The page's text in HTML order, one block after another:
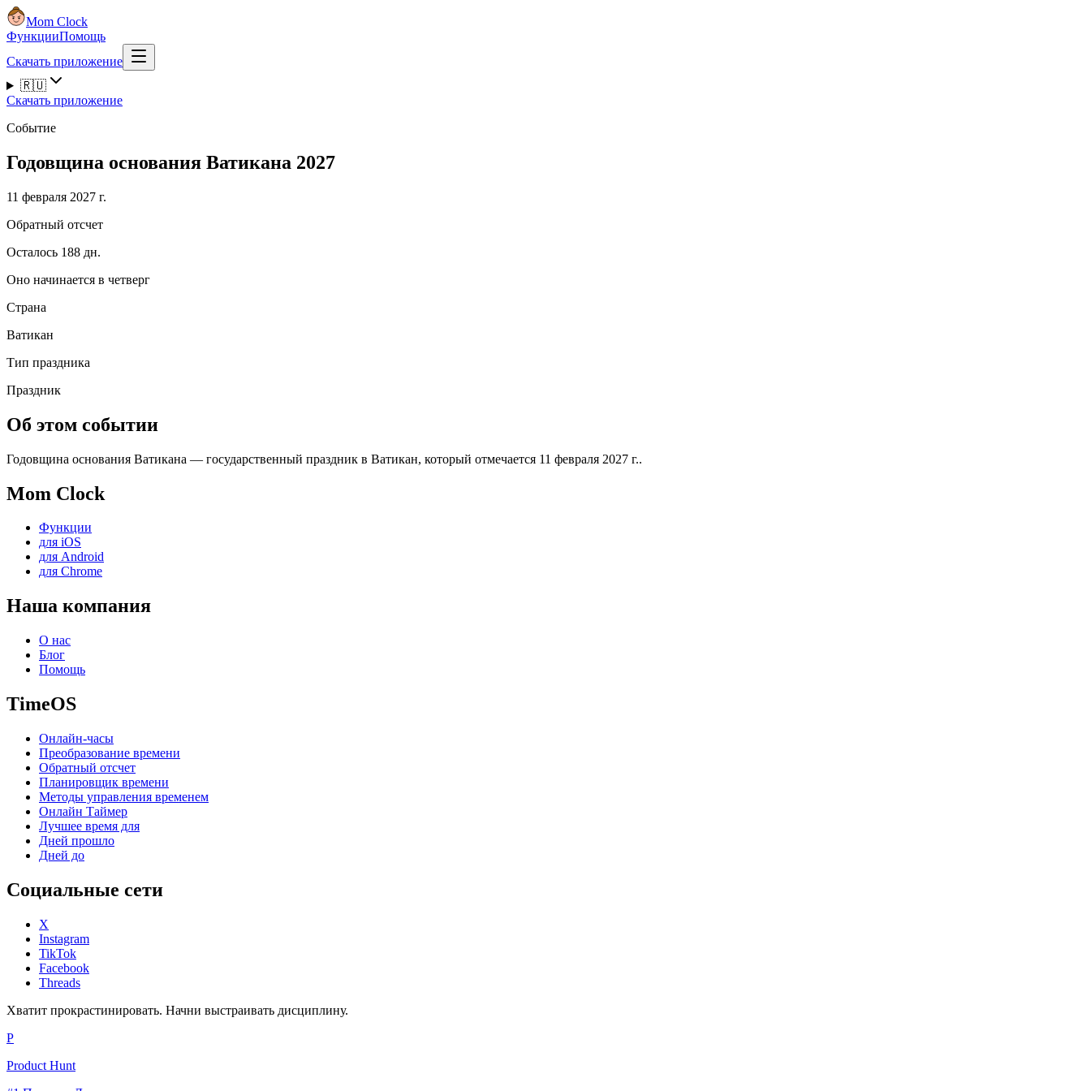
Mom Clock
ФункцииПомощь
Скачать приложение
🇷🇺
Скачать приложение
Событие
Годовщина основания Ватикана 2027
11 февраля 2027 г.
Обратный отсчет
Осталось 188 дн.
Оно начинается в четверг
Страна
Ватикан
Тип праздника
Праздник
Об этом событии
Годовщина основания Ватикана — государственный праздник в Ватикан, который отмечается 11 февраля 2027 г..
Mom Clock
Функции
для iOS
для Android
для Chrome
Наша компания
О нас
Блог
Помощь
TimeOS
Онлайн-часы
Преобразование времени
Обратный отсчет
Планировщик времени
Методы управления временем
Онлайн Таймер
Лучшее время для
Дней прошло
Дней до
Социальные сети
X
Instagram
TikTok
Facebook
Threads
Хватит прокрастинировать. Начни выстраивать дисциплину.
P
Product Hunt